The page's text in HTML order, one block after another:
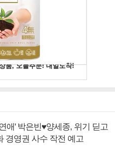
애' 박은빈♥양세종, 위기 딛고
경영권 사수 작전 예고